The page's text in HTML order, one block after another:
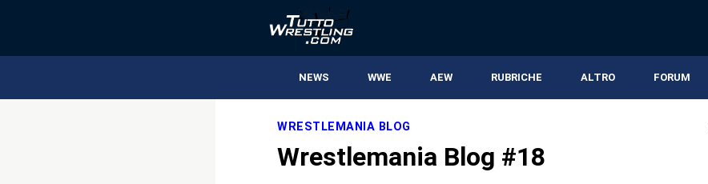
NEWS WWE AEW RUBRICHE ALTRO FORUM
WRESTLEMANIA BLOG
Wrestlemania Blog #18